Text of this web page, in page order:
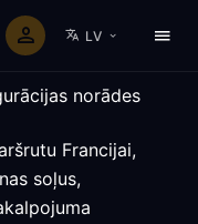
LV
norādes
Francijai,
soļus,